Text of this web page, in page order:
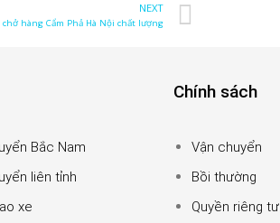
NEXT
hàng Cẩm Phả Hà Nội chất lượng
Bắc Nam
liên tỉnh
xe
Chính sách
Vận chuyển
Bồi thường
Quyền riêng tư